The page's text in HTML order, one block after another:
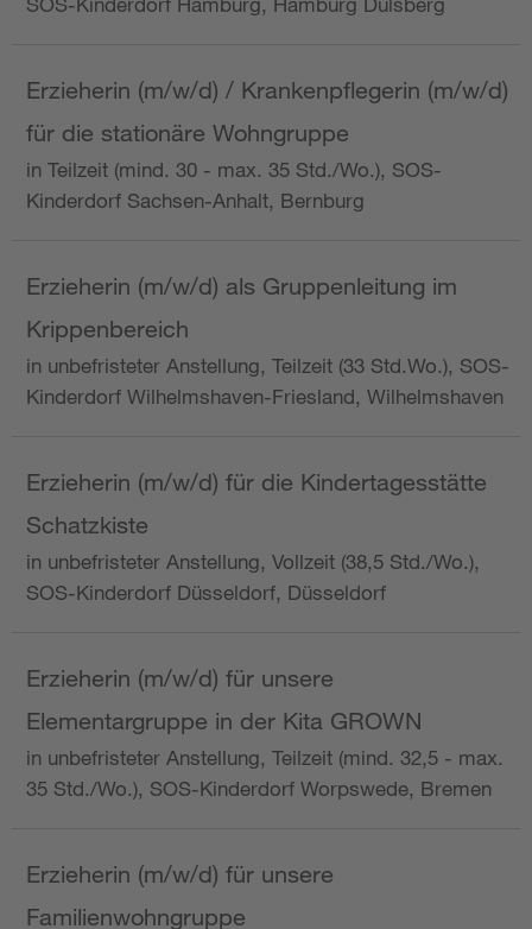
Erzieherin (m/w/d) / Krankenpflegerin (m/w/d)
für die stationäre Wohngruppe
in Teilzeit (mind. 30 - max. 35 Std./Wo.), SOS-
Kinderdorf Sachsen-Anhalt, Bernburg
Erzieherin (m/w/d) als Gruppenleitung im
Krippenbereich
in unbefristeter Anstellung, Teilzeit (33 Std.Wo.), SOS-
Kinderdorf Wilhelmshaven-Friesland, Wilhelmshaven
Erzieherin (m/w/d) für die Kindertagesstätte
Schatzkiste
in unbefristeter Anstellung, Vollzeit (38,5 Std./Wo.),
SOS-Kinderdorf Düsseldorf, Düsseldorf
Erzieherin (m/w/d) für unsere
Elementargruppe in der Kita GROWN
in unbefristeter Anstellung, Teilzeit (mind. 32,5 - max.
35 Std./Wo.), SOS-Kinderdorf Worpswede, Bremen
Erzieherin (m/w/d) für unsere
Familienwohngruppe